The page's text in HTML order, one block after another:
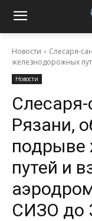
Новости
Слесаря-
железнодорожных
Новости
Слесаря-
Рязани,
подрыве
путей и
СИЗО до